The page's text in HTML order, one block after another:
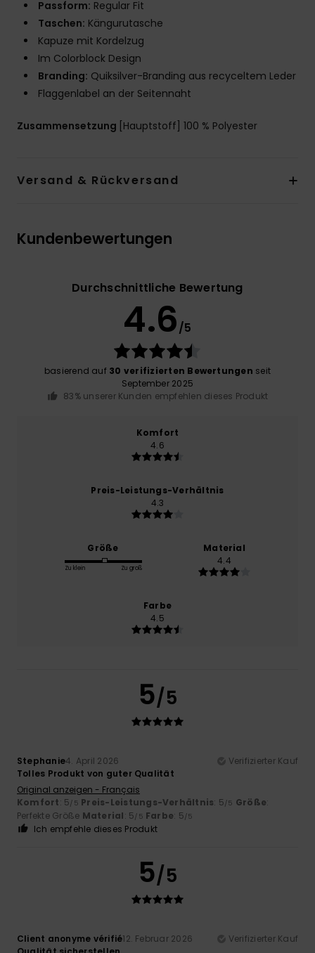
Passform: Regular Fit
Taschen: Kängurutasche
Kapuze mit Kordelzug
Im Colorblock Design
Branding: Quiksilver-Branding aus recyceltem Leder
Flaggenlabel an der Seitennaht
Zusammensetzung [Hauptstoff] 100 % Polyester
Versand & Rückversand
Kundenbewertungen
Durchschnittliche Bewertung
4.6/5
basierend auf 30 verifizierten Bewertungen seit
September 2025
83% unserer Kunden empfehlen dieses Produkt
Komfort
4.6
Preis-Leistungs-Verhältnis
4.3
Größe
Zu klein Zu groß
Material
4.4
Farbe
4.5
5/5
Stephanie4. April 2026
Verifizierter Kauf
Tolles Produkt von guter Qualität
Original anzeigen - Français
Komfort: 5/5 Preis-Leistungs-Verhältnis: 5/5 Größe:
Perfekte Größe Material: 5/5 Farbe: 5/5
Ich empfehle dieses Produkt
5/5
Client anonyme vérifié12. Februar 2026
Verifizierter Kauf